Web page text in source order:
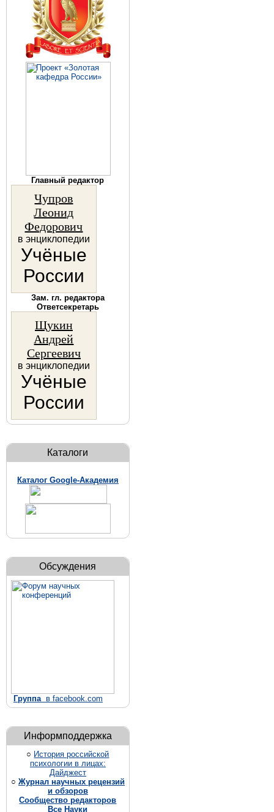
Главный редактор
Чупров
Леонид
Федорович
в энциклопедии
Учёные
России
Зам. гл. редактора
Ответсекретарь
Щукин
Андрей
Сергеевич
в энциклопедии
Учёные
России
Каталоги
Каталог Google-Академия
Обсуждения
Группав facebook.com
Информподдержка
○ История российской
психологии в лицах:
Дайджест
○ Журнал научных рецензий
и обзоров
Сообщество редакторов
Все Науки